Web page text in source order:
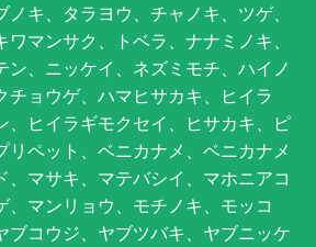
キ、タラヨウ、チャノキ、ツゲ、
ワマンサク、トベラ、ナナミノキ、
ン、ニッケイ、ネズミモチ、ハイノ
チョウゲ、ハマヒサカキ、ヒイラ
、ヒイラギモクセイ、ヒサカキ、ピ
リペット、ベニカナメ、ベニカナメ
、マサキ、マテバシイ、マホニアコ
、マンリョウ、モチノキ、モッコ
ブコウジ、ヤブツバキ、ヤブニッケ